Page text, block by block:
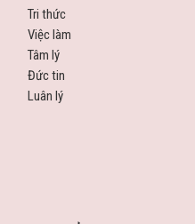
Tri thức
Việc làm
Tâm lý
Đức tin
Luân lý